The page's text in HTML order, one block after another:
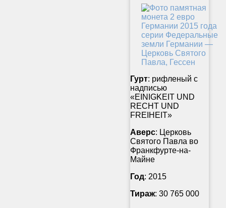
Гурт: рифленый с
надписью
«EINIGKEIT UND
RECHT UND
FREIHEIT»
Аверс: Церковь
Святого Павла во
Франкфурте-на-
Майне
Год: 2015
Тираж: 30 765 000